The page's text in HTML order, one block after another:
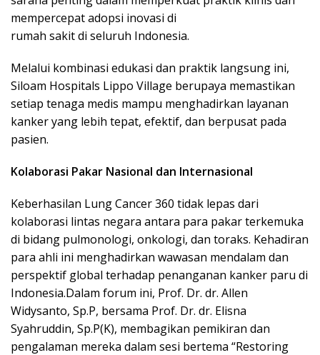
mempercepat adopsi inovasi di
rumah sakit di seluruh Indonesia.
Melalui kombinasi edukasi dan praktik langsung ini,
Siloam Hospitals Lippo Village berupaya memastikan
setiap tenaga medis mampu menghadirkan layanan
kanker yang lebih tepat, efektif, dan berpusat pada
pasien.
Kolaborasi Pakar Nasional dan Internasional
Keberhasilan Lung Cancer 360 tidak lepas dari
kolaborasi lintas negara antara para pakar terkemuka
di bidang pulmonologi, onkologi, dan toraks. Kehadiran
para ahli ini menghadirkan wawasan mendalam dan
perspektif global terhadap penanganan kanker paru di
Indonesia.Dalam forum ini, Prof. Dr. dr. Allen
Widysanto, Sp.P, bersama Prof. Dr. dr. Elisna
Syahruddin, Sp.P(K), membagikan pemikiran dan
pengalaman mereka dalam sesi bertema “Restoring